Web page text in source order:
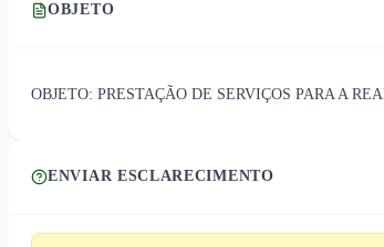
OBJETO
OBJETO: PRESTAÇÃO DE SERVIÇOS PARA A
ENVIAR ESCLARECIMENTO